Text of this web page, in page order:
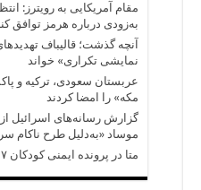
مقام آمریکایی به رویترز:
به‌زودی درباره هرمز توافق
آنچه گذشت؛ قالیباف
نمایشی تکراری» خواند
عربستان سعودی، ترکیه و
مکه» را امضا کردند
گزارش‌‌ رسانه‌های اسرائیل
موساد «به‌دلیل طرح ناکام
متا در پرونده ایمنی کودکان ۵۶۷ میلیون دلار جریمه شد